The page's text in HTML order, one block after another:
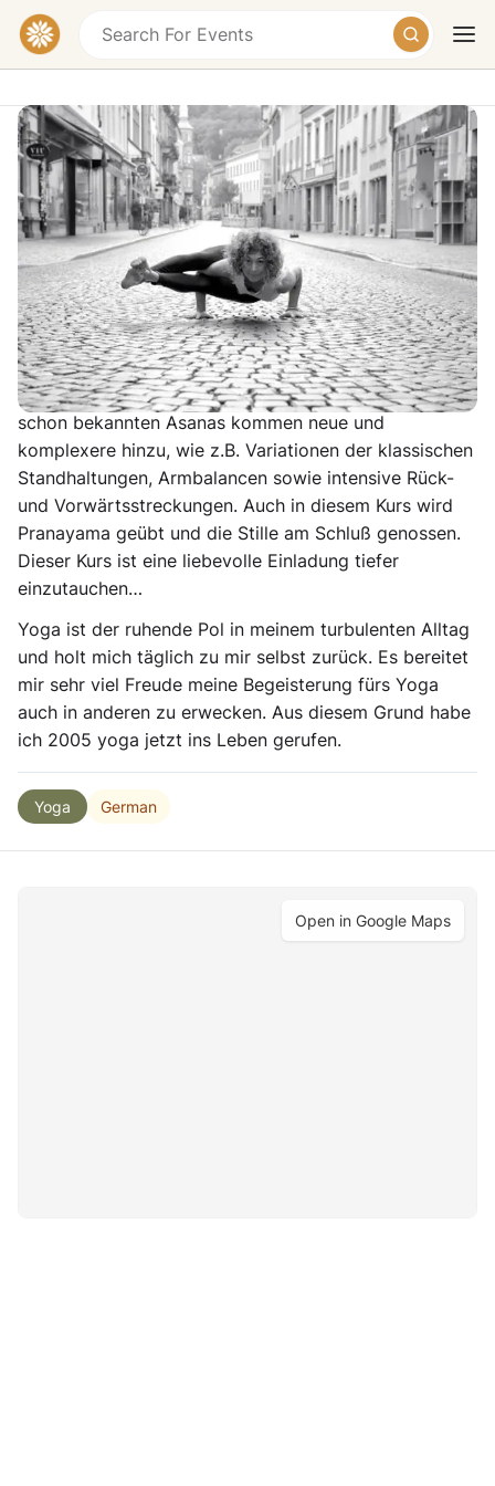
TodayTomorrowWeekend
Advanced
Habsburgerstraße 95, 79104 Freiburg im
Breisgau-Nord, Germany
Ein besonderer Kurs für alle mit regelmäßiger Yoga-
Praxis!
Dieser Kurs setzt sich aus intensiven, zum Teil
fliessenden Übungssequenzen zusammen. Zu den
schon bekannten Asanas kommen neue und
komplexere hinzu, wie z.B. Variationen der klassischen
Standhaltungen, Armbalancen sowie intensive Rück-
und Vorwärtsstreckungen. Auch in diesem Kurs wird
Pranayama geübt und die Stille am Schluß genossen.
Dieser Kurs ist eine liebevolle Einladung tiefer
einzutauchen…
Yoga ist der ruhende Pol in meinem turbulenten Alltag
und holt mich täglich zu mir selbst zurück. Es bereitet
mir sehr viel Freude meine Begeisterung fürs Yoga
auch in anderen zu erwecken. Aus diesem Grund habe
ich 2005 yoga jetzt ins Leben gerufen.
Yoga German
Open in Google Maps